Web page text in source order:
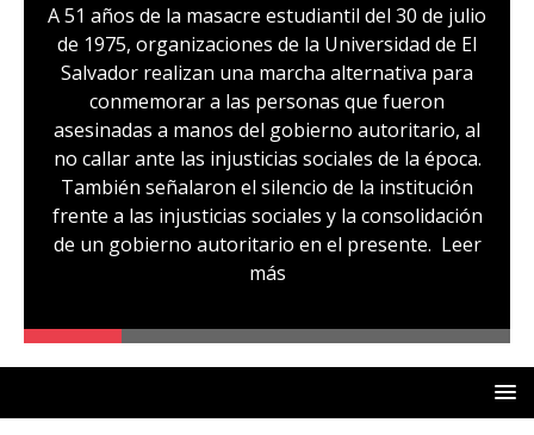
A 51 años de la masacre estudiantil del 30 de julio
de 1975, organizaciones de la Universidad de El
Salvador realizan una marcha alternativa para
conmemorar a las personas que fueron
asesinadas a manos del gobierno autoritario, al
no callar ante las injusticias sociales de la época.
También señalaron el silencio de la institución
frente a las injusticias sociales y la consolidación
de un gobierno autoritario en el presente. Leer
más